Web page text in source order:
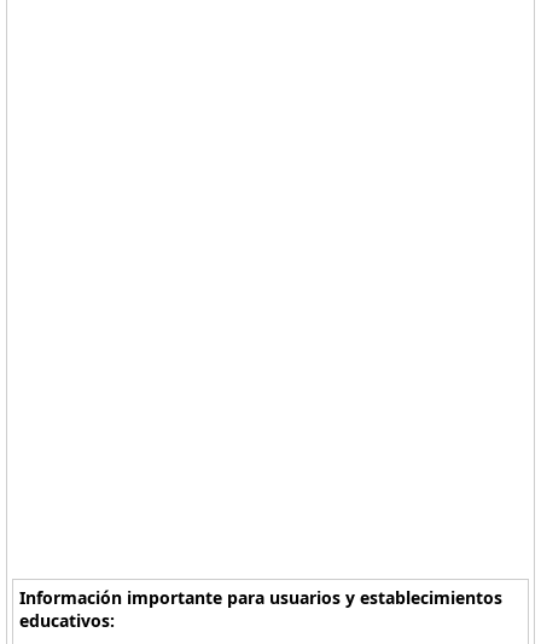
Información importante para usuarios y establecimientos
educativos: